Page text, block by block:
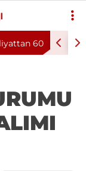
60 Baş